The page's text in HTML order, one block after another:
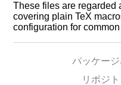
These files are regarded
covering plain TeX
configuration for
パッケージ
リポジト